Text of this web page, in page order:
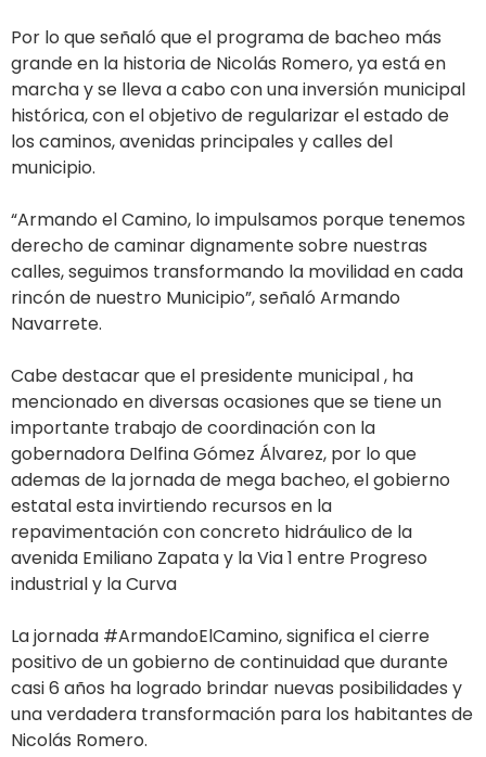
Por lo que señaló que el programa de bacheo más
grande en la historia de Nicolás Romero, ya está en
marcha y se lleva a cabo con una inversión municipal
histórica, con el objetivo de regularizar el estado de
los caminos, avenidas principales y calles del
municipio.
“Armando el Camino, lo impulsamos porque tenemos
derecho de caminar dignamente sobre nuestras
calles, seguimos transformando la movilidad en cada
rincón de nuestro Municipio”, señaló Armando
Navarrete.
Cabe destacar que el presidente municipal , ha
mencionado en diversas ocasiones que se tiene un
importante trabajo de coordinación con la
gobernadora Delfina Gómez Álvarez, por lo que
ademas de la jornada de mega bacheo, el gobierno
estatal esta invirtiendo recursos en la
repavimentación con concreto hidráulico de la
avenida Emiliano Zapata y la Via 1 entre Progreso
industrial y la Curva
La jornada #ArmandoElCamino, significa el cierre
positivo de un gobierno de continuidad que durante
casi 6 años ha logrado brindar nuevas posibilidades y
una verdadera transformación para los habitantes de
Nicolás Romero.